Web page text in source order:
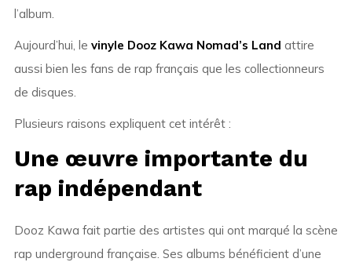
l’album.
Aujourd’hui, le vinyle Dooz Kawa Nomad’s Land attire
aussi bien les fans de rap français que les collectionneurs
de disques.
Plusieurs raisons expliquent cet intérêt :
Une œuvre importante du
rap indépendant
Dooz Kawa fait partie des artistes qui ont marqué la scène
rap underground française. Ses albums bénéficient d’une